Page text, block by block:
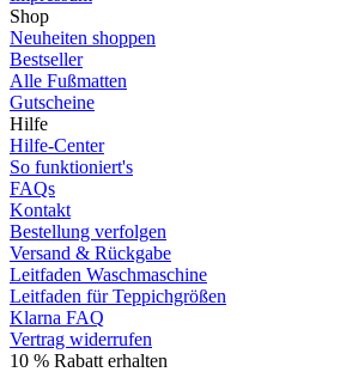
Shop
Neuheiten shoppen
Bestseller
Alle Fußmatten
Gutscheine
Hilfe
Hilfe-Center
So funktioniert's
FAQs
Kontakt
Bestellung verfolgen
Versand & Rückgabe
Leitfaden Waschmaschine
Leitfaden für Teppichgrößen
Klarna FAQ
Vertrag widerrufen
10 % Rabatt erhalten